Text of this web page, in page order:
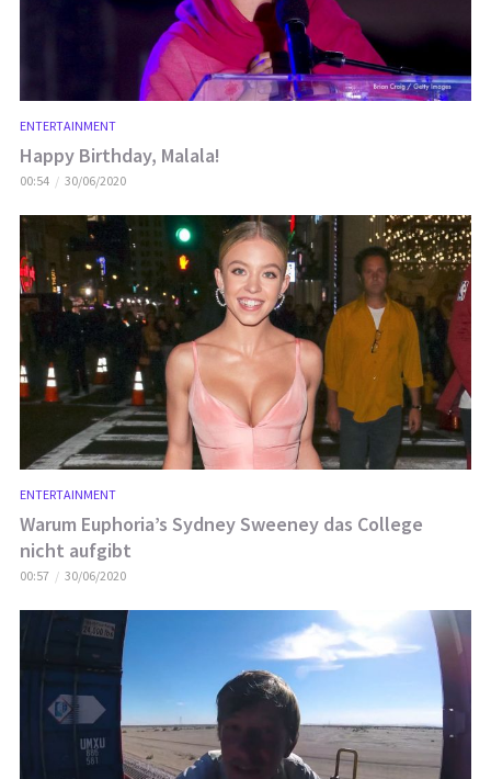
ENTERTAINMENT
Happy Birthday, Malala!
00:54 30/06/2020
ENTERTAINMENT
Warum Euphoria’s Sydney Sweeney das College
nicht aufgibt
00:57 30/06/2020